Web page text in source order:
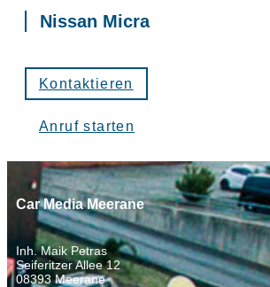
Nissan Micra
Kontaktieren
Anruf starten
Car Media Meerane
Inh. Maik Petras
Seiferitzer Allee 12
08393 Meerane